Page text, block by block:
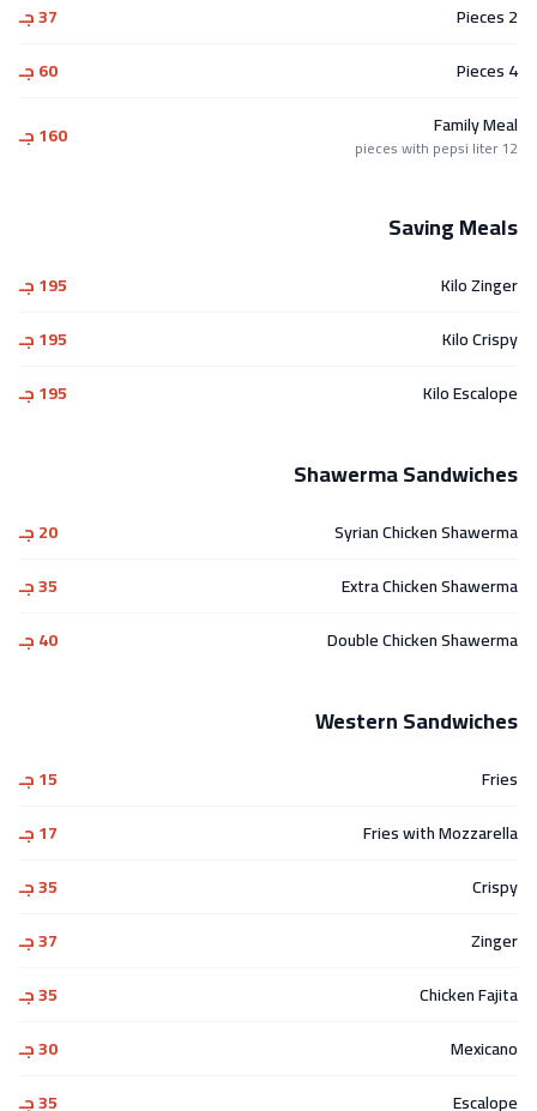
2 Pieces
37 جـ
4 Pieces
60 جـ
Family Meal
12 pieces with pepsi liter 160 جـ
Saving Meals
Kilo Zinger
195 جـ
Kilo Crispy
195 جـ
Kilo Escalope
195 جـ
Shawerma Sandwiches
Syrian Chicken Shawerma
20 جـ
Extra Chicken Shawerma
35 جـ
Double Chicken Shawerma
40 جـ
Western Sandwiches
Fries
15 جـ
Fries with Mozzarella
17 جـ
Crispy
35 جـ
Zinger
37 جـ
Chicken Fajita
35 جـ
Mexicano
30 جـ
Escalope
35 جـ